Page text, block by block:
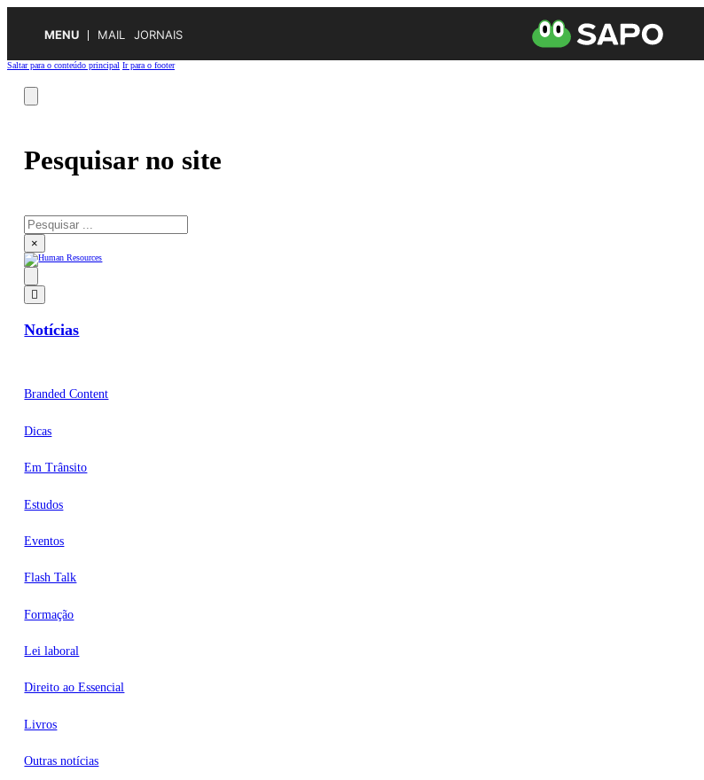
MENU MAIL JORNAIS
Saltar para o conteúdo principal Ir para o footer
Pesquisar no site
Pesquisar
×
Notícias
Branded Content
Dicas
Em Trânsito
Estudos
Eventos
Flash Talk
Formação
Lei laboral
Direito ao Essencial
Livros
Outras notícias